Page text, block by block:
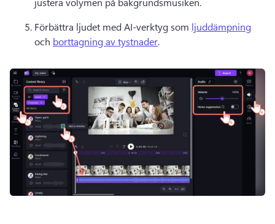
Förbättra ljudet med AI-verktyg som ljuddämpning
och borttagning av tystnader.